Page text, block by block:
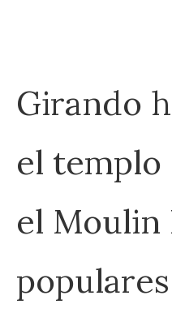
Girando
el templo
el Moulin